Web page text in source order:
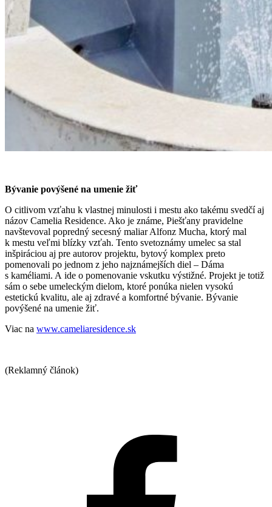
Bývanie povýšené na umenie žiť
O citlivom vzťahu k vlastnej minulosti i mestu ako takému svedčí aj
názov Camelia Residence. Ako je známe, Piešťany pravidelne
navštevoval popredný secesný maliar Alfonz Mucha, ktorý mal
k mestu veľmi blízky vzťah. Tento svetoznámy umelec sa stal
inšpiráciou aj pre autorov projektu, bytový komplex preto
pomenovali po jednom z jeho najznámejších diel – Dáma
s kaméliami. A ide o pomenovanie vskutku výstižné. Projekt je totiž
sám o sebe umeleckým dielom, ktoré ponúka nielen vysokú
estetickú kvalitu, ale aj zdravé a komfortné bývanie. Bývanie
povýšené na umenie žiť.
Viac na www.cameliaresidence.sk
(Reklamný článok)